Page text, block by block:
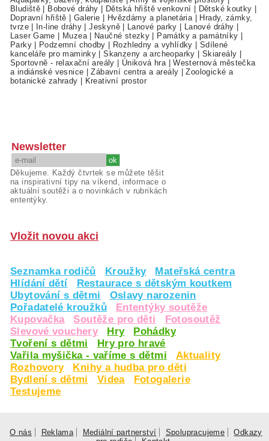
Bludiště | Bobové dráhy | Dětská hřiště venkovní | Dětské koutky |
Dopravní hřiště | Galerie | Hvězdárny a planetária | Hrady, zámky,
tvrze| In-line dráhy |Jeskyně| Lanové parky | Lanové dráhy |
Laser Game | Muzea| Naučné stezky | Památky a památníky |
Parky| Podzemní chodby | Rozhledny a vyhlídky | Sdílené
kanceláře pro maminky |Skanzeny a archeoparky | Skiareály |
Sportovně - relaxační areály | Úniková hra |Westernová městečka
a indiánské vesnice |Zábavní centra a areály |Zoologické a
botanické zahrady | Kreativní prostor
Newsletter
Děkujeme. Každý čtvrtek se můžete těšit
na inspirativní tipy na víkend, informace o
aktuální soutěži a o novinkách v rubrikách
ententýky.
Vložit novou akci
Seznamka rodičů Kroužky
Mateřská centra
Hlídání dětí
Restaurace s dětským koutkem
Ubytování s dětmi
Oslavy narozenin
Pořadatelé kroužků
Ententýky soutěže
Kupovačka
Soutěže pro děti
Fotosoutěž
Slevové vouchery
Hry
Pohádky
Tvoření s dětmi
Hry pro hravé
Vařila myšička - vaříme s dětmi
Aktuality
Rozhovory
Knihy a hudba pro děti
Bydlení s dětmi
Videa
Fotogalerie
Testujeme
O nás Reklama Mediální partnerství Spolupracujeme
Odkazy